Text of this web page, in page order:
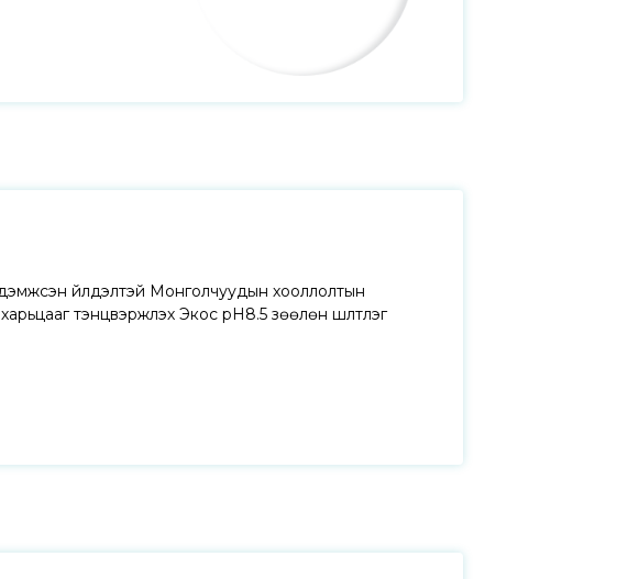
үйлдэлтэй Монголчуудын хооллолтын
тэнцвэржүүлэх Экос рН8.5 зөөлөн шүлтлэг